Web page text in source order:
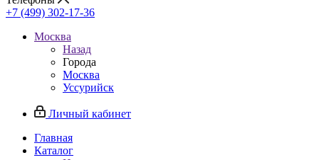
+7 (499) 302-17-36
Москва
Назад
Города
Москва
Уссурийск
Личный кабинет
Главная
Каталог